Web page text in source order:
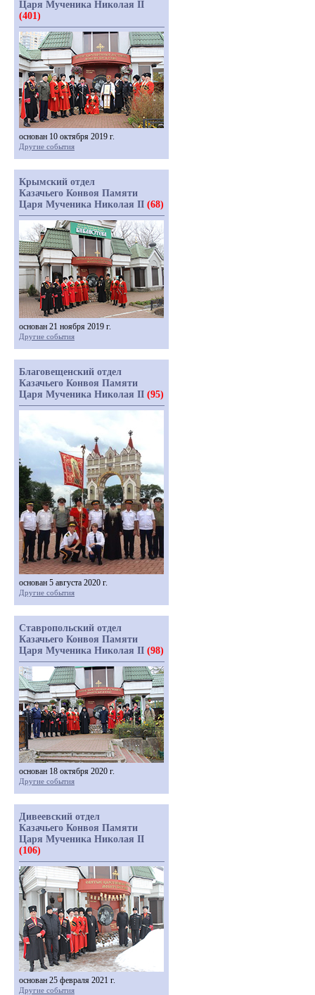
Царя Мученика Николая II
(401)
основан 10 октября 2019 г.
Другие события
Крымский отдел
Казачьего Конвоя Памяти
Царя Мученика Николая II (68)
основан 21 ноября 2019 г.
Другие события
Благовещенский отдел
Казачьего Конвоя Памяти
Царя Мученика Николая II (95)
основан 5 августа 2020 г.
Другие события
Ставропольский отдел
Казачьего Конвоя Памяти
Царя Мученика Николая II (98)
основан 18 октября 2020 г.
Другие события
Дивеевский отдел
Казачьего Конвоя Памяти
Царя Мученика Николая II
(106)
основан 25 февраля 2021 г.
Другие события